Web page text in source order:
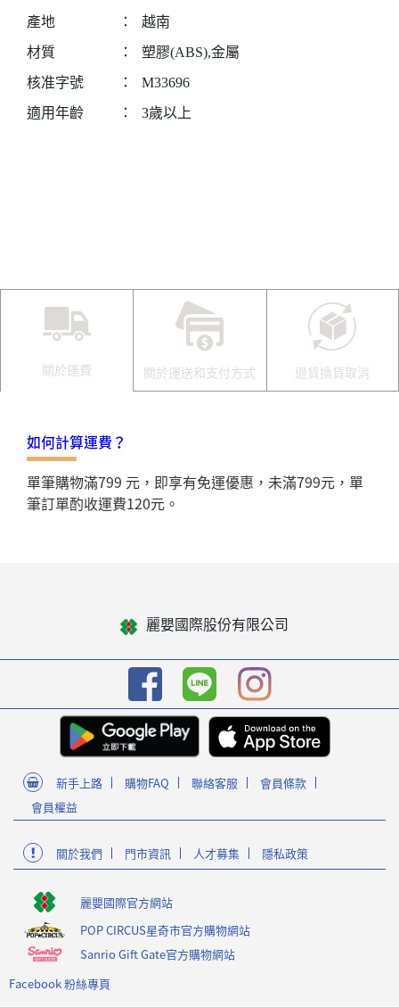
產地
：
越南
材質
：
塑膠(ABS),金屬
核准字號
：
M33696
適用年齡
： 3歲以上
關於運費 關於運送和支付方式 退貨換貨取消
如何計算運費？
單筆購物滿799 元，即享有免運優惠，未滿799元，單
筆訂單酌收運費120元。
麗嬰國際股份有限公司
新手上路 購物FAQ 聯絡客服
會員條款
會員權益
關於我們 門市資訊 人才募集 隱私政策
麗嬰國際官方網站
POP CIRCUS星奇市官方購物網站
Sanrio Gift Gate官方購物網站
Facebook 粉絲專頁